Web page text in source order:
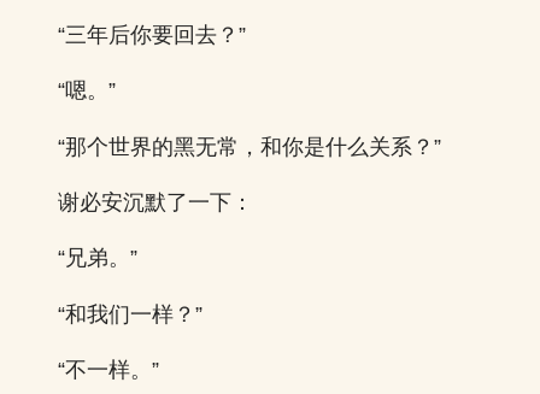
“三年后你要回去？”
“嗯。”
“那个世界的黑无常，和你是什么关系？”
谢必安沉默了一下：
“兄弟。”
“和我们一样？”
“不一样。”